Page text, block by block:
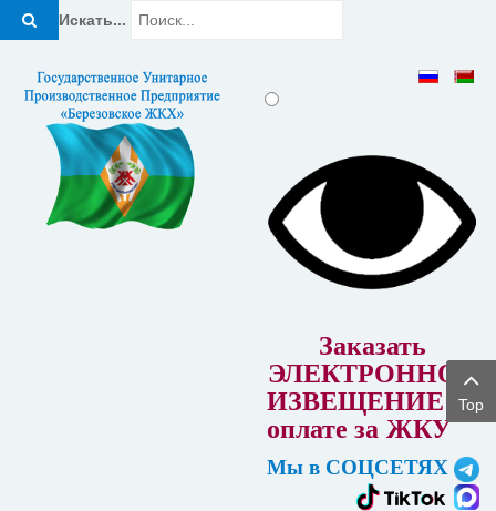
Искать...
Заказать
ЭЛЕКТРОННОЕ
ИЗВЕЩЕНИЕ об
оплате за ЖКУ
Мы в СОЦСЕТЯХ
Top